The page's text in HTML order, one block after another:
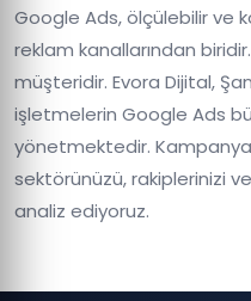
Google Ads, ölçülebilir ve
reklam kanallarından
müşteridir. Evora Dijital,
işletmelerin Google Ads
yönetmektedir.
sektörünüzü, rakiplerinizi
analiz ediyoruz.